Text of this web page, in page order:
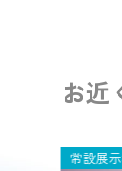
お近
常設展